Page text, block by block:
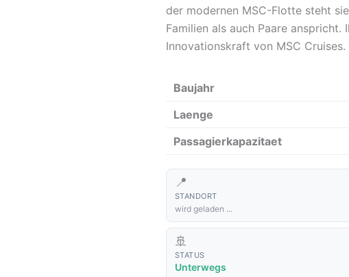
der modernen MSC-Flotte steht
Familien als auch Paare
Innovationskraft von MSC Cruises.
Baujahr
Laenge
Passagierkapazitaet
📍
STANDORT
wird geladen ...
🚢
STATUS
Unterwegs